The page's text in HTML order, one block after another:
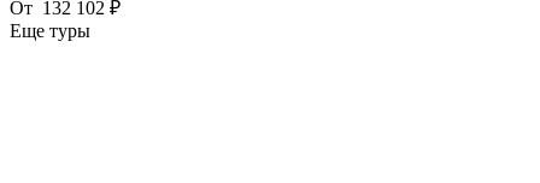
От 132 102 ₽
Еще туры